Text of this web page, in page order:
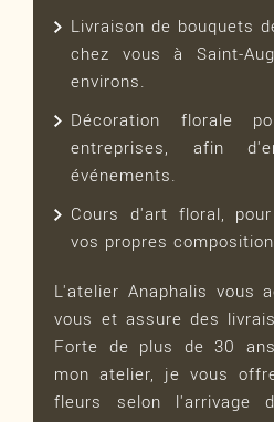
Livraison de bouquets
chez vous à Saint-
environs.
Décoration florale
entreprises, afin
événements.
Cours d'art floral,
vos propres
L'atelier Anaphalis vous
vous et assure des
Forte de plus de 30
mon atelier, je vous
fleurs selon l'arrivage